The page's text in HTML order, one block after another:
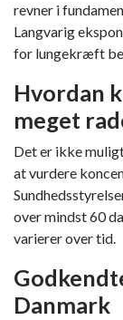
revner i
Langvarig
for lungekræft
Hvordan
meget
Det er ikke
at vurdere
over mindst 60
varierer over tid.
Danmark